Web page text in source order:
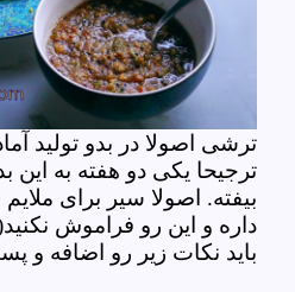
ترشی اصولا در بدو
ترجیحا یکی دو هفته به این
بیفته. اصولا سیر برای
داره و این رو فراموش
باید نکات زیر رو اضافه و